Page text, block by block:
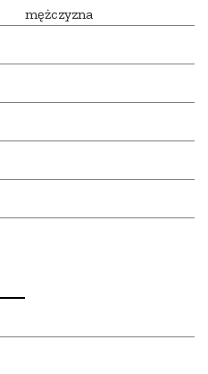
mężczyzna